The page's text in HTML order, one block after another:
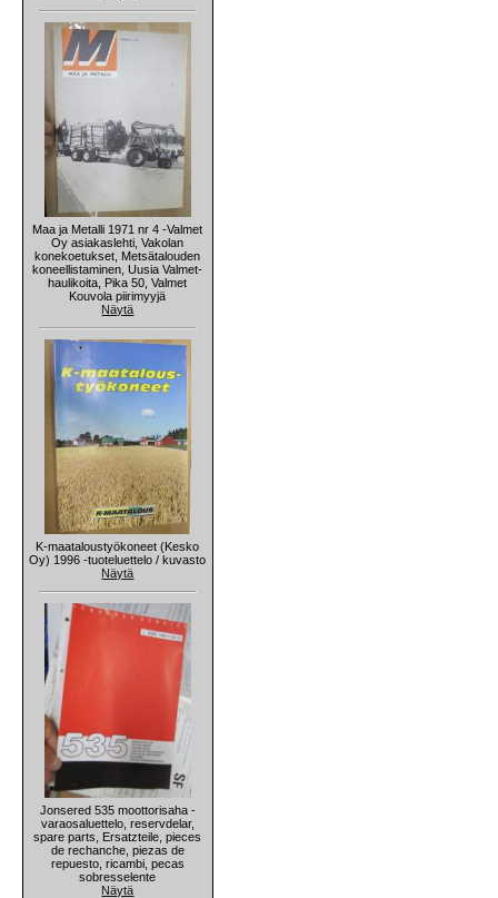
Maa ja Metalli 1971 nr 4 -Valmet
Oy asiakaslehti, Vakolan
konekoetukset, Metsätalouden
koneellistaminen, Uusia Valmet-
haulikoita, Pika 50, Valmet
Kouvola piirimyyjä
Näytä
K-maataloustyökoneet (Kesko
Oy) 1996 -tuoteluettelo / kuvasto
Näytä
Jonsered 535 moottorisaha -
varaosaluettelo, reservdelar,
spare parts, Ersatzteile, pieces
de rechanche, piezas de
repuesto, ricambi, pecas
sobresselente
Näytä